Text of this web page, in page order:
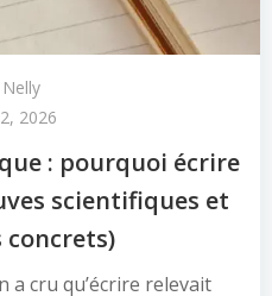
Nelly
2026
: pourquoi écrire
scientifiques et
concrets)
a cru qu’écrire relevait